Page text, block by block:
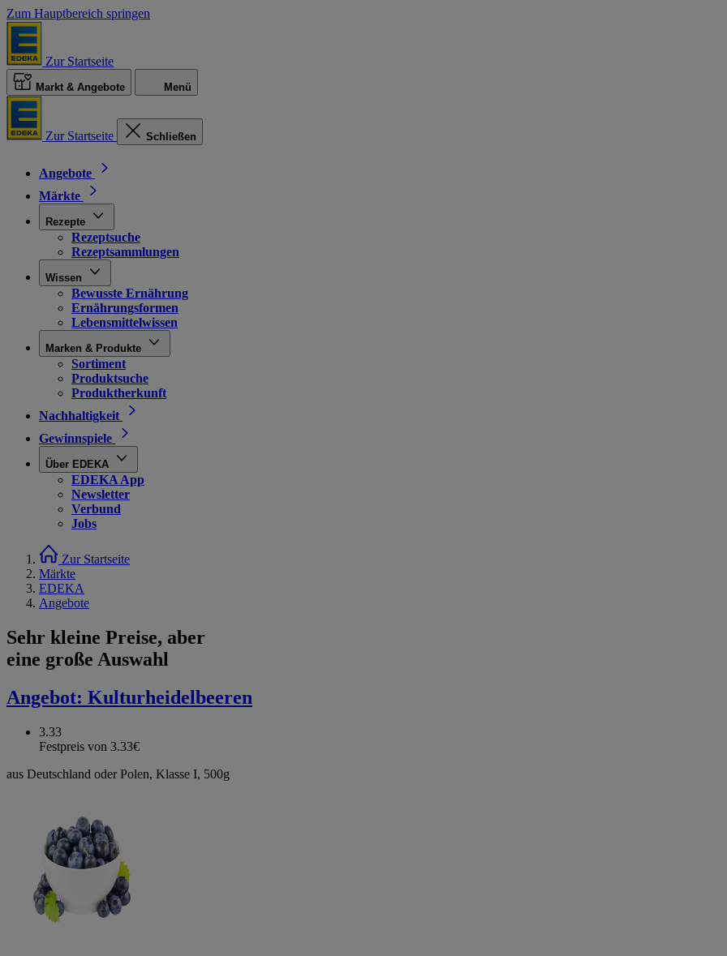
Zum Hauptbereich springen
Zur Startseite
Markt & Angebote Menü
Zur Startseite Schließen
Angebote
Märkte
Rezepte
Rezeptsuche
Rezeptsammlungen
Wissen
Bewusste Ernährung
Ernährungsformen
Lebensmittelwissen
Marken & Produkte
Sortiment
Produktsuche
Produktherkunft
Nachhaltigkeit
Gewinnspiele
Über EDEKA
EDEKA App
Newsletter
Verbund
Jobs
Zur Startseite
Märkte
EDEKA
Angebote
Sehr kleine Preise, aber
eine große Auswahl
Angebot: Kulturheidelbeeren
3.33
Festpreis von 3.33€
aus Deutschland oder Polen, Klasse I, 500g